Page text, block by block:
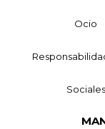
Ocio
Sociales